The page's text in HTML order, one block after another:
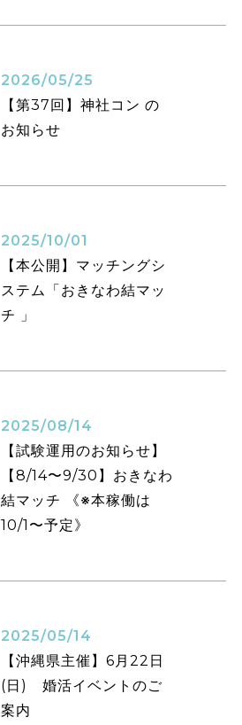
2026/05/25
【第37回】神社コン の
お知らせ
2025/10/01
【本公開】マッチングシ
ステム「おきなわ結マッ
チ 」
2025/08/14
【試験運用のお知らせ】
【8/14〜9/30】おきなわ
結マッチ 《※本稼働は
10/1〜予定》
2025/05/14
【沖縄県主催】6月22日
(日) 婚活イベントのご
案内